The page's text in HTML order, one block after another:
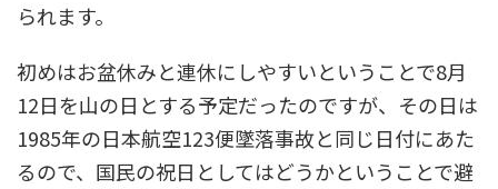
られます。
初めはお盆休みと連休にしやすいということで8月
12日を山の日とする予定だったのですが、その日は
1985年の日本航空123便墜落事故と同じ日付にあた
るので、国民の祝日としてはどうかということで避